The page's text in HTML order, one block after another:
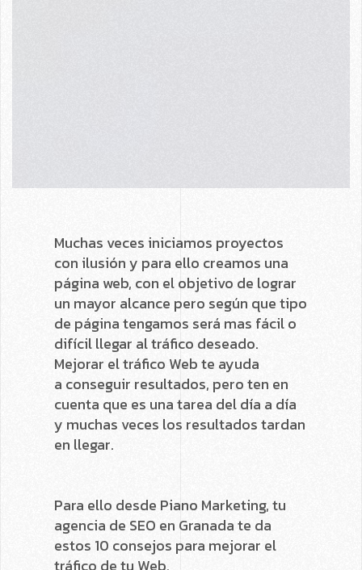
Muchas veces iniciamos proyectos
con ilusión y para ello creamos una
página web, con el objetivo de lograr
un mayor alcance pero según que tipo
de página tengamos será mas fácil o
difícil llegar al tráfico deseado.
Mejorar el tráfico Web te ayuda
a conseguir resultados, pero ten en
cuenta que es una tarea del día a día
y muchas veces los resultados tardan
en llegar.
Para ello desde Piano Marketing, tu
agencia de SEO en Granada te da
estos 10 consejos para mejorar el
tráfico de tu Web.